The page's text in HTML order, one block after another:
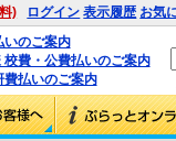
) ログイン 表示履歴 お気
いのご案内
費・公費払いのご案内
払いのご案内